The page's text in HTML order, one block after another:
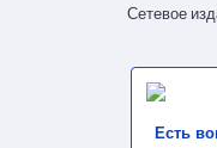
Сетевое
Есть